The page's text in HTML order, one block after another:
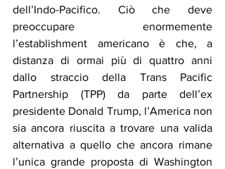
dell’Indo-Pacifico. Ciò che deve
preoccupare enormemente
l’establishment americano è che, a
distanza di ormai più di quattro anni
dallo straccio della Trans Pacific
Partnership (TPP) da parte dell’ex
presidente Donald Trump, l’America non
sia ancora riuscita a trovare una valida
alternativa a quello che ancora rimane
l’unica grande proposta di Washington